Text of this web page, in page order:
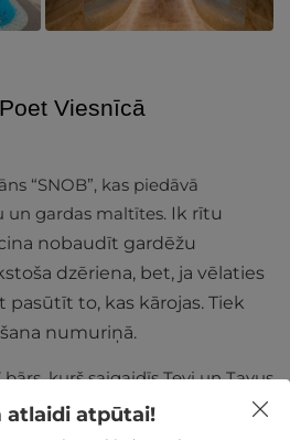
Viesnīcā
“SNOB”, kas piedāvā
un gardas maltītes. Ik rītu
nobaudīt gardēžu
dzēriena, bet, ja vēlaties
pasūtīt to, kas kārojas. Tiek
numuriņā.
kurš saigaidīs Tevi un Tavus
Jums ir iespēja nobaudīt
plašu vīna un alus izlasi. Bārā
atlaidi atpūtai!